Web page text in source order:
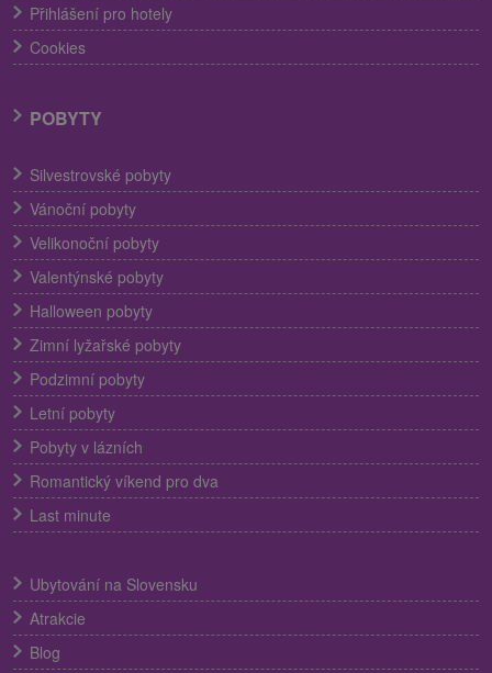
Přihlášení pro hotely
Cookies
POBYTY
Silvestrovské pobyty
Vánoční pobyty
Velikonoční pobyty
Valentýnské pobyty
Halloween pobyty
Zimní lyžařské pobyty
Podzimní pobyty
Letní pobyty
Pobyty v lázních
Romantický víkend pro dva
Last minute
Ubytování na Slovensku
Atrakcie
Blog